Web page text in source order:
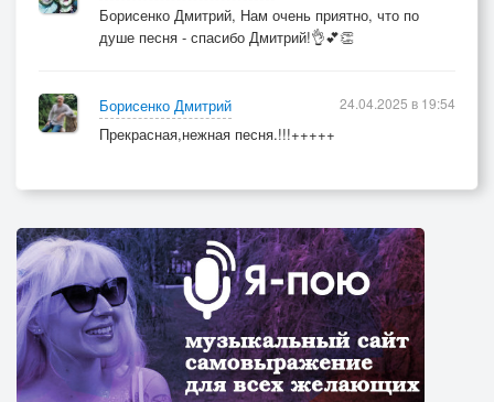
Борисенко Дмитрий, Нам очень приятно, что по
душе песня - спасибо Дмитрий!👌💕👏
Борисенко Дмитрий
Прекрасная,нежная песня.!!!+++++
24.04.2025 в 19:54